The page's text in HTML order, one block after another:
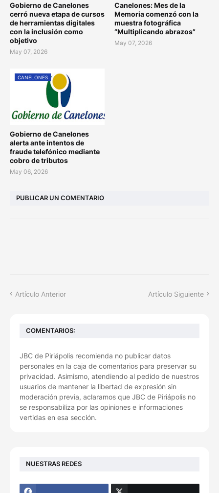
Gobierno de Canelones
cerró nueva etapa de cursos
de herramientas digitales
con la inclusión como
objetivo
May 07, 2026
Canelones: Mes de la
Memoria comenzó con la
muestra fotográfica
“Multiplicando abrazos”
May 07, 2026
CANELONES
Gobierno de Canelones
alerta ante intentos de
fraude telefónico mediante
cobro de tributos
May 06, 2026
PUBLICAR UN COMENTARIO
Artículo Anterior Artículo Siguiente
COMENTARIOS:
JBC de Piriápolis recomienda no publicar datos
personales en la caja de comentarios para preservar su
privacidad. Asimismo, atendiendo al pedido de nuestros
usuarios de mantener la libertad de expresión sin
moderación previa, aclaramos que JBC de Piriápolis no
se responsabiliza por las opiniones e informaciones
vertidas en esa sección.
NUESTRAS REDES